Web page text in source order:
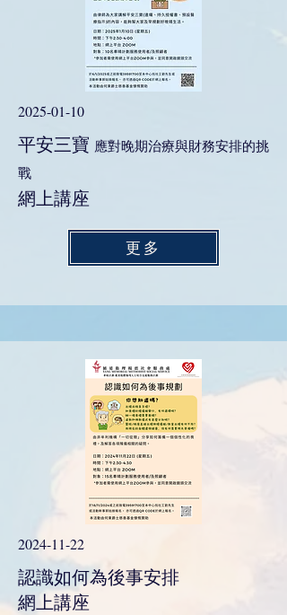
2025-01-10
平安三寶 應對晚期治療與財務安排的挑
戰
​網上講座
更多
2024-11-22
認識如何為後事安排
​網上講座